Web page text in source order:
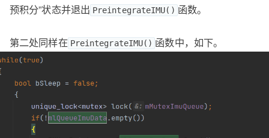
预积分”状态并退出 PreintegrateIMU() 函数。
第二处同样在 PreintegrateIMU() 函数中，如下。